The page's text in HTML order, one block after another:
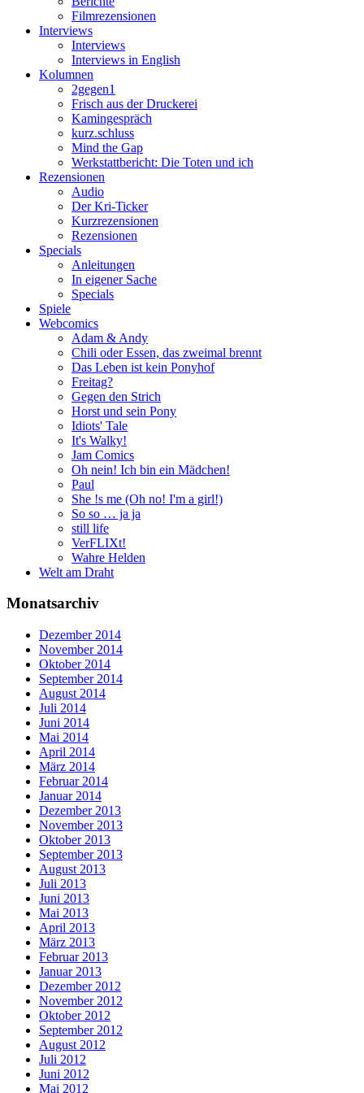
Filmrezensionen
Interviews
Interviews
Interviews in English
Kolumnen
2gegen1
Frisch aus der Druckerei
Kamingespräch
kurz.schluss
Mind the Gap
Werkstattbericht: Die Toten und ich
Rezensionen
Audio
Der Kri-Ticker
Kurzrezensionen
Rezensionen
Specials
Anleitungen
In eigener Sache
Specials
Spiele
Webcomics
Adam & Andy
Chili oder Essen, das zweimal brennt
Das Leben ist kein Ponyhof
Freitag?
Gegen den Strich
Horst und sein Pony
Idiots' Tale
It's Walky!
Jam Comics
Oh nein! Ich bin ein Mädchen!
Paul
She !s me (Oh no! I'm a girl!)
So so … ja ja
still life
VerFLIXt!
Wahre Helden
Welt am Draht
Monatsarchiv
Dezember 2014
November 2014
Oktober 2014
September 2014
August 2014
Juli 2014
Juni 2014
Mai 2014
April 2014
März 2014
Februar 2014
Januar 2014
Dezember 2013
November 2013
Oktober 2013
September 2013
August 2013
Juli 2013
Juni 2013
Mai 2013
April 2013
März 2013
Februar 2013
Januar 2013
Dezember 2012
November 2012
Oktober 2012
September 2012
August 2012
Juli 2012
Juni 2012
Mai 2012